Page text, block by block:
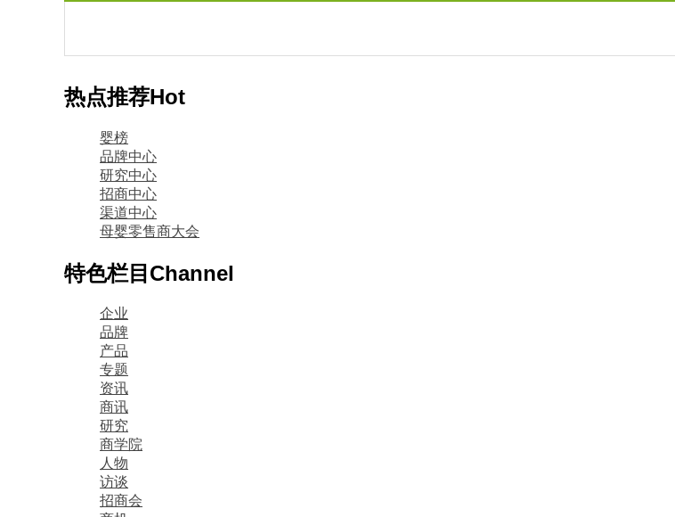
热点推荐Hot
婴榜
品牌中心
研究中心
招商中心
渠道中心
母婴零售商大会
特色栏目 Channel
企业
品牌
产品
专题
资讯
商讯
研究
商学院
人物
访谈
招商会